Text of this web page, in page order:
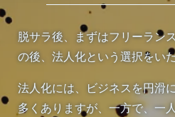
脱サラ後、まずはフリーラン
の後、法人化という選択をい
法人化には、ビジネスを円滑
多くありますが、一方で、一